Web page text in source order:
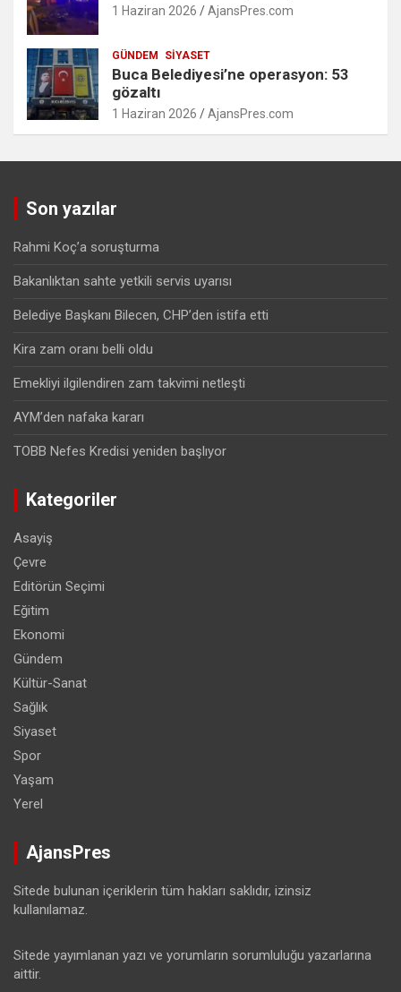
1 Haziran 2026 AjansPres.com
GÜNDEM SIYASET
Buca Belediyesi’ne operasyon: 53
gözaltı
1 Haziran 2026 AjansPres.com
Son yazılar
Rahmi Koç’a soruşturma
Bakanlıktan sahte yetkili servis uyarısı
Belediye Başkanı Bilecen, CHP’den istifa etti
Kira zam oranı belli oldu
Emekliyi ilgilendiren zam takvimi netleşti
AYM’den nafaka kararı
TOBB Nefes Kredisi yeniden başlıyor
Kategoriler
Asayiş
Çevre
Editörün Seçimi
Eğitim
Ekonomi
Gündem
Kültür-Sanat
Sağlık
Siyaset
Spor
Yaşam
Yerel
AjansPres
Sitede bulunan içeriklerin tüm hakları saklıdır, izinsiz
kullanılamaz.
Sitede yayımlanan yazı ve yorumların sorumluluğu yazarlarına
aittir.